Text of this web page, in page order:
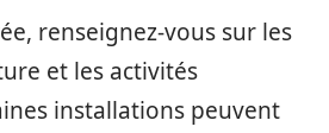
renseignez-vous sur les
et les activités
installations peuvent